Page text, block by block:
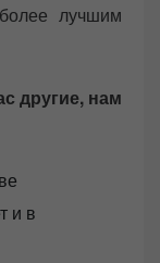
лучшим
другие, нам
и в